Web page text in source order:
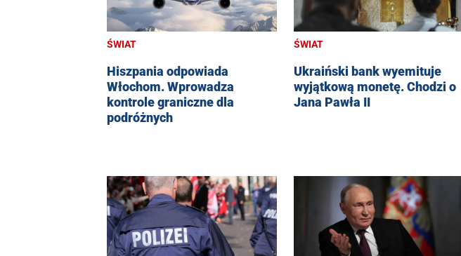
ŚWIAT
Hiszpania odpowiada
Włochom. Wprowadza
kontrole graniczne dla
podróżnych
ŚWIAT
Ukraiński bank wyemituje
wyjątkową monetę. Chodzi o
Jana Pawła II